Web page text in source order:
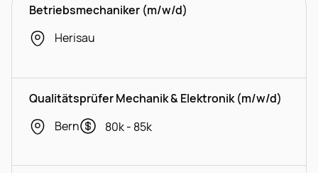
Betriebsmechaniker (m/w/d)
Herisau
Qualitätsprüfer Mechanik & Elektronik (m/w/d)
Bern
80k - 85k